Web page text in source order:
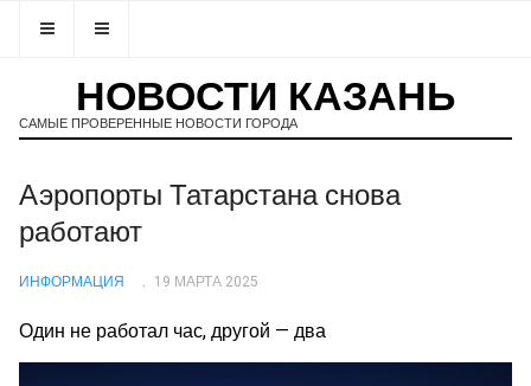
НОВОСТИ КАЗАНЬ
САМЫЕ ПРОВЕРЕННЫЕ НОВОСТИ ГОРОДА
Аэропорты Татарстана снова
работают
ИНФОРМАЦИЯ 19 МАРТА 2025
Один не работал час, другой — два